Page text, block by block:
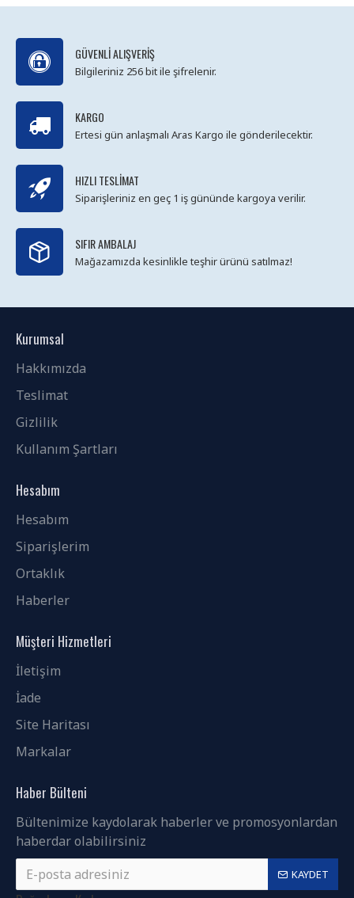
GÜVENLI ALIŞVERIŞ
Bilgileriniz 256 bit ile şifrelenir.
KARGO
Ertesi gün anlaşmalı Aras Kargo ile gönderilecektir.
HIZLI TESLIMAT
Siparişleriniz en geç 1 iş gününde kargoya verilir.
SIFIR AMBALAJ
Mağazamızda kesinlikle teşhir ürünü satılmaz!
Kurumsal
Hakkımızda
Teslimat
Gizlilik
Kullanım Şartları
Hesabım
Hesabım
Siparişlerim
Ortaklık
Haberler
Müşteri Hizmetleri
İletişim
İade
Site Haritası
Markalar
Haber Bülteni
Bültenimize kaydolarak haberler ve promosyonlardan
haberdar olabilirsiniz
KAYDET